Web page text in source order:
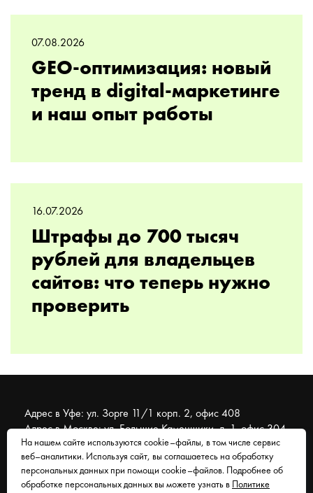
07.08.2026
GEO-оптимизация: новый
тренд в digital-маркетинге
и наш опыт работы
16.07.2026
Штрафы до 700 тысяч
рублей для владельцев
сайтов: что теперь нужно
проверить
Адрес в Уфе: ул. Зорге 11/1 корп. 2, офис 408
Адрес в Москве: ул. Большие Каменщики, д. 1, офис 304
© 2007 - 2026 Муравейник. SEO-продвижение, реклама,
сайты. Находимся в Уфе, работаем со всем миром.
На нашем сайте используются cookie–файлы, в том числе сервис
веб–аналитики. Используя сайт, вы соглашаетесь на обработку
персональных данных при помощи cookie–файлов. Подробнее об
обработке персональных данных вы можете узнать в
Политике